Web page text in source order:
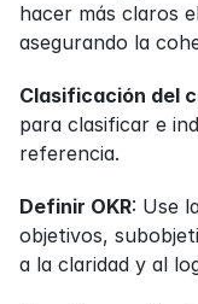
hacer más claros
asegurando la
Clasificación del
para clasificar e
referencia.
Definir OKR: Use
objetivos,
a la claridad y al